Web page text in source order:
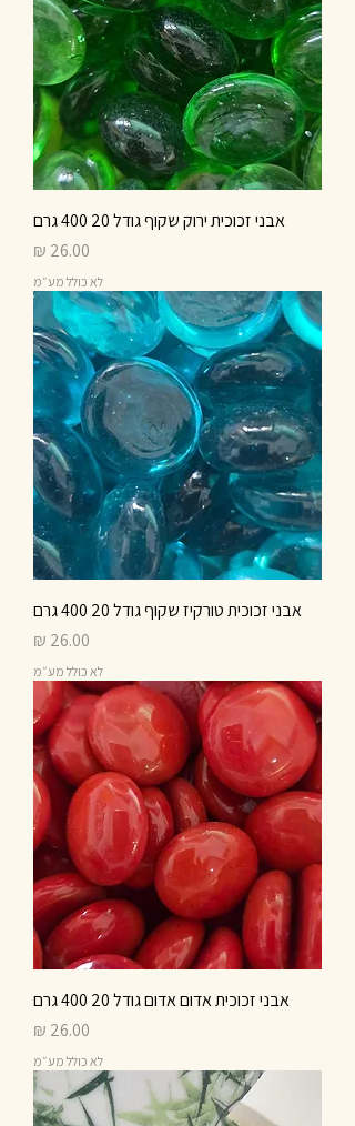
אבני זכוכית ירוק שקוף גודל 20 400 גרם
מחיר
לא כולל מע״מ
אבני זכוכית טורקיז שקוף גודל 20 400 גרם
מחיר
לא כולל מע״מ
אבני זכוכית אדום אדום גודל 20 400 גרם
מחיר
לא כולל מע״מ